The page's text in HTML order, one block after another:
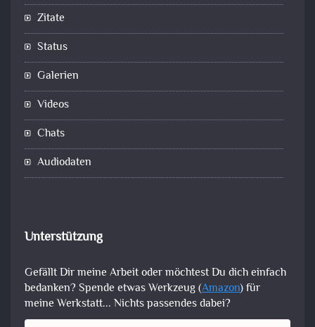
Zitate
Status
Galerien
Videos
Chats
Audiodaten
Unterstützung
Gefällt Dir meine Arbeit oder möchtest Du dich einfach
bedanken? Spende etwas Werkzeug (Amazon) für
meine Werkstatt... Nichts passendes dabei?